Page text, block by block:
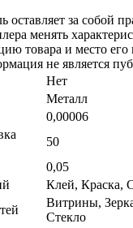
оставляет за собой
менять
товара и место его
не является
Нет
Металл
0,00006
50
0,05
Клей, Краска,
Витрины,
Стекло